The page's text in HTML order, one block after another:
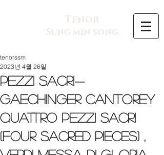
Tenor
Sung min song
Pezzi Sacri—
Gaechinger Cantorey
Quattro Pezzi Sacri
(Four Sacred Pieces) ,
tenorssm
2023년 4월 26일